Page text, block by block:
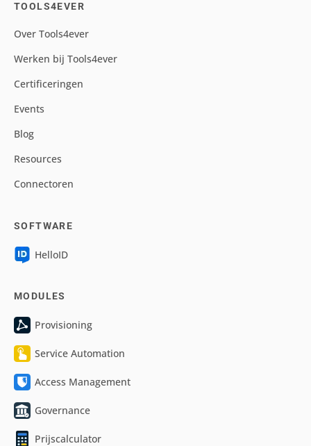
TOOLS4EVER
Over Tools4ever
Werken bij Tools4ever
Certificeringen
Events
Blog
Resources
Connectoren
SOFTWARE
HelloID
MODULES
Provisioning
Service Automation
Access Management
Governance
Prijscalculator